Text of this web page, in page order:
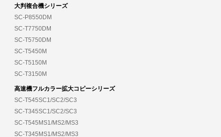
大判複合機シリーズ
SC-P8550DM
SC-T7750DM
SC-T5750DM
SC-T5450M
SC-T5150M
SC-T3150M
高速機フルカラー拡大コピーシリーズ
SC-T545SC1/SC2/SC3
SC-T345SC1/SC2/SC3
SC-T545MS1/MS2/MS3
SC-T345MS1/MS2/MS3